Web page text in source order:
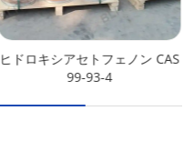
ヒドロキシアセトフェノン CAS
99-93-4